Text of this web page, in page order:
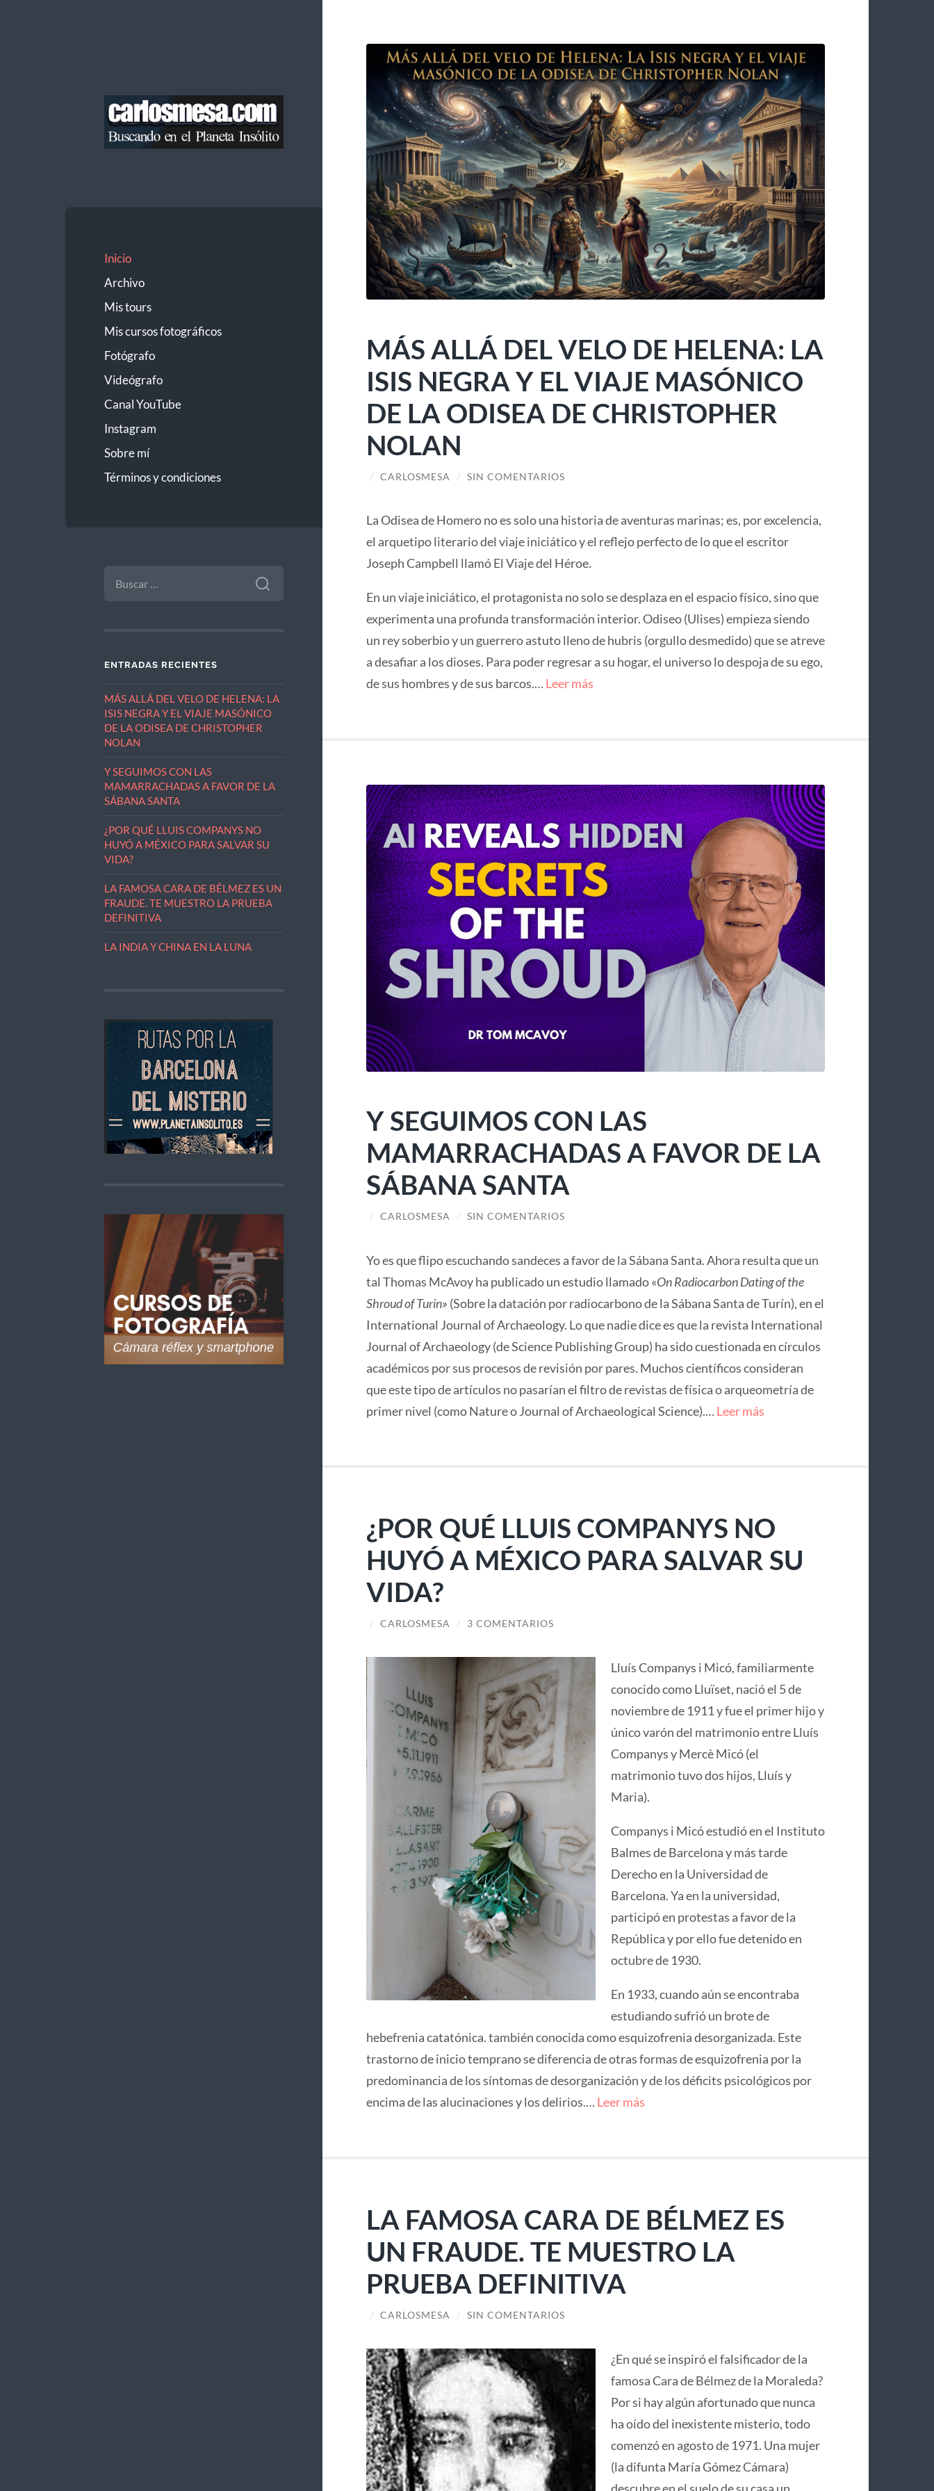
Inicio
Archivo
Mis tours
Mis cursos fotográficos
Fotógrafo
Videógrafo
Canal YouTube
Instagram
Sobre mí
Términos y condiciones
ENTRADAS RECIENTES
MÁS ALLÁ DEL VELO DE HELENA: LA
ISIS NEGRA Y EL VIAJE MASÓNICO
DE LA ODISEA DE CHRISTOPHER
NOLAN
Y SEGUIMOS CON LAS
MAMARRACHADAS A FAVOR DE LA
SÁBANA SANTA
¿POR QUÉ LLUIS COMPANYS NO
HUYÓ A MÉXICO PARA SALVAR SU
VIDA?
LA FAMOSA CARA DE BÉLMEZ ES UN
FRAUDE. TE MUESTRO LA PRUEBA
DEFINITIVA
LA INDIA Y CHINA EN LA LUNA
MÁS ALLÁ DEL VELO DE HELENA: LA
ISIS NEGRA Y EL VIAJE MASÓNICO
DE LA ODISEA DE CHRISTOPHER
NOLAN
/ CARLOSMESA / SIN COMENTARIOS
La Odisea de Homero no es solo una historia de aventuras marinas; es, por excelencia,
el arquetipo literario del viaje iniciático y el reflejo perfecto de lo que el escritor
Joseph Campbell llamó El Viaje del Héroe.
En un viaje iniciático, el protagonista no solo se desplaza en el espacio físico, sino que
experimenta una profunda transformación interior. Odiseo (Ulises) empieza siendo
un rey soberbio y un guerrero astuto lleno de hubris (orgullo desmedido) que se atreve
a desafiar a los dioses. Para poder regresar a su hogar, el universo lo despoja de su ego,
de sus hombres y de sus barcos.…Leer más
Y SEGUIMOS CON LAS
MAMARRACHADAS A FAVOR DE LA
SÁBANA SANTA
/ CARLOSMESA / SIN COMENTARIOS
Yo es que flipo escuchando sandeces a favor de la Sábana Santa. Ahora resulta que un
tal Thomas McAvoy ha publicado un estudio llamado «On Radiocarbon Dating of the
Shroud of Turin» (Sobre la datación por radiocarbono de la Sábana Santa de Turín), en el
International Journal of Archaeology. Lo que nadie dice es que la revista International
Journal of Archaeology (de Science Publishing Group) ha sido cuestionada en círculos
académicos por sus procesos de revisión por pares. Muchos científicos consideran
que este tipo de artículos no pasarían el filtro de revistas de física o arqueometría de
primer nivel (como Nature o Journal of Archaeological Science).…Leer más
¿POR QUÉ LLUIS COMPANYS NO
HUYÓ A MÉXICO PARA SALVAR SU
VIDA?
/ CARLOSMESA / 3 COMENTARIOS
Lluís Companys i Micó, familiarmente
conocido como Lluïset, nació el 5 de
noviembre de 1911 y fue el primer hijo y
único varón del matrimonio entre Lluís
Companys y Mercè Micó (el
matrimonio tuvo dos hijos, Lluís y
Maria).
Companys i Micó estudió en el Instituto
Balmes de Barcelona y más tarde
Derecho en la Universidad de
Barcelona. Ya en la universidad,
participó en protestas a favor de la
República y por ello fue detenido en
octubre de 1930.
En 1933, cuando aún se encontraba
estudiando sufrió un brote de
hebefrenia catatónica. también conocida como esquizofrenia desorganizada. Este
trastorno de inicio temprano se diferencia de otras formas de esquizofrenia por la
predominancia de los síntomas de desorganización y de los déficits psicológicos por
encima de las alucinaciones y los delirios.…Leer más
LA FAMOSA CARA DE BÉLMEZ ES
UN FRAUDE. TE MUESTRO LA
PRUEBA DEFINITIVA
/ CARLOSMESA / SIN COMENTARIOS
¿En qué se inspiró el falsificador de la
famosa Cara de Bélmez de la Moraleda?
Por si hay algún afortunado que nunca
ha oído del inexistente misterio, todo
comenzó en agosto de 1971. Una mujer
(la difunta María Gómez Cámara)